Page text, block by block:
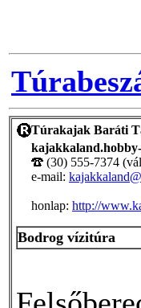
Túrakajak Baráti
(30) 555-7374
e-mail:
honlap: http://
Bodrog vízitúra